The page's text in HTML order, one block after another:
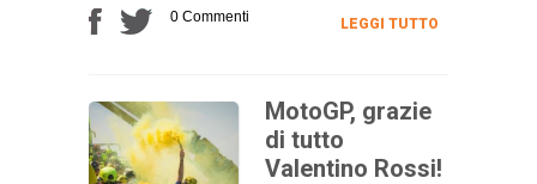
0 Commenti LEGGI TUTTO
MotoGP, grazie
di tutto
Valentino Rossi!